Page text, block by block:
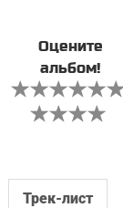
Оцените
альбом!
Трек-лист